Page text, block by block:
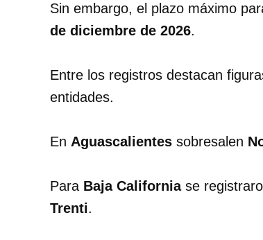
Sin embargo, el plazo máximo
de diciembre de 2026.
Entre los registros destacan
entidades.
En Aguascalientes sobresalen
Para Baja Californiase
Trenti.